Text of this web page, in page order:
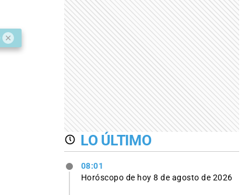
LO ÚLTIMO
08:01
Horóscopo de hoy 8 de agosto de 2026